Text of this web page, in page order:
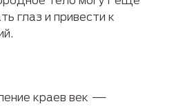
глаз и привести к
краев век —